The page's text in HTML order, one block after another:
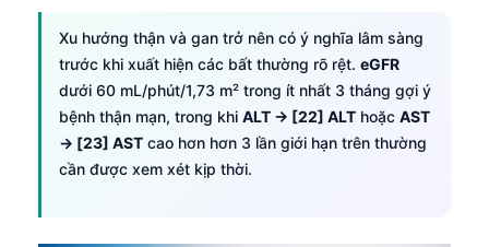
Xu hướng thận và gan trở nên có ý nghĩa lâm sàng
trước khi xuất hiện các bất thường rõ rệt. eGFR
dưới 60 mL/phút/1,73 m² trong ít nhất 3 tháng gợi ý
bệnh thận mạn, trong khi ALT → [22] ALT hoặc AST
→ [23] AST cao hơn hơn 3 lần giới hạn trên thường
cần được xem xét kịp thời.